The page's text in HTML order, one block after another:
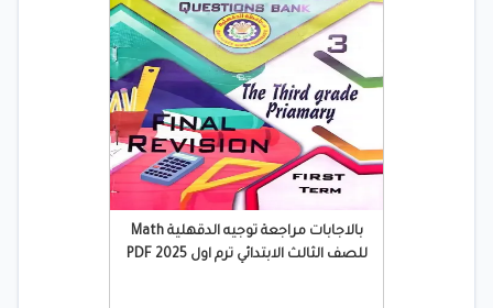
بالاجابات مراجعة توجيه الدقهلية Math
للصف الثالث الابتدائي ترم اول 2025 PDF